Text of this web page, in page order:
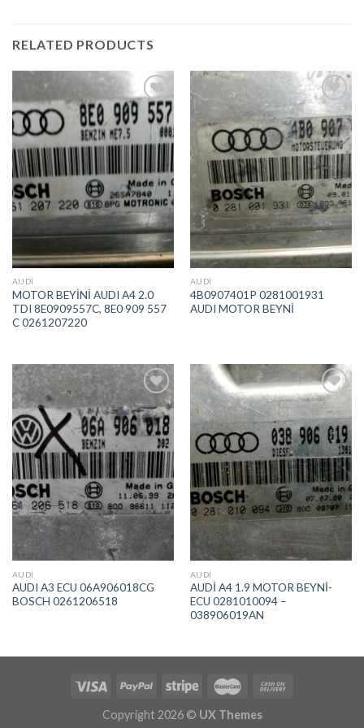
RELATED PRODUCTS
İstek
Listeme
Ekle
AUDI
MOTOR BEYİNİ AUDI A4 2.0
TDI 8E0909557C, 8E0 909 557
C 0261207220
İstek
Listeme
Ekle
AUDI
4B0907401P 0281001931
AUDI MOTOR BEYNİ
İstek
Listeme
Ekle
AUDI
AUDI A3 ECU 06A906018CG
BOSCH 0261206518
İstek
Listeme
Ekle
AUDI
AUDİ A4 1.9 MOTOR BEYNİ-
ECU 0281010094 –
038906019AN
Copyright 2026 © UX Themes